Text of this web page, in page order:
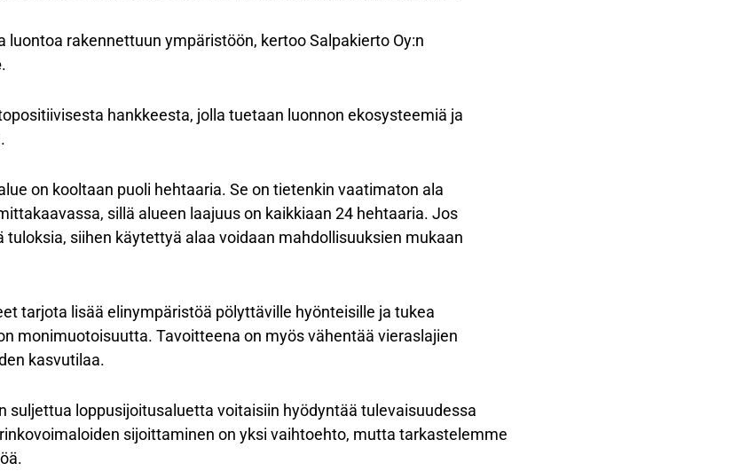
rakennettuun ympäristöön, kertoo Salpakierto Oy:n
.
hankkeesta, jolla tuetaan luonnon ekosysteemiä ja
on kooltaan puoli hehtaaria. Se on tietenkin vaatimaton ala
sillä alueen laajuus on kaikkiaan 24 hehtaaria. Jos
siihen käytettyä alaa voidaan mahdollisuuksien mukaan
tarjota lisää elinympäristöä pölyttäville hyönteisille ja tukea
monimuotoisuutta. Tavoitteena on myös vähentää vieraslajien
kasvutilaa.
suljettua loppusijoitusaluetta voitaisiin hyödyntää tulevaisuudessa
sijoittaminen on yksi vaihtoehto, mutta tarkastelemme